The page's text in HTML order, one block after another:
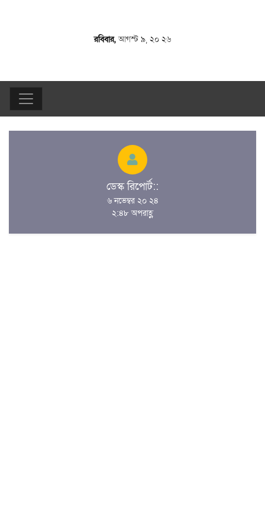
রবিবার,আগস্ট ৯, ২০ ২৬
ডেস্ক রিপোর্ট::
৬ নভেম্বর ২০ ২৪
২:৪৮ অপরাহ্ণ